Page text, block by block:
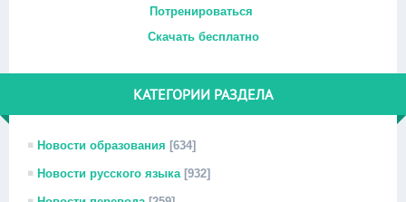
Потренироваться
Скачать бесплатно
КАТЕГОРИИ РАЗДЕЛА
Новости образования [634]
Новости русского языка [932]